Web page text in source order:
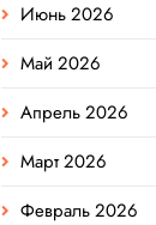
Июнь 2026
Май 2026
Апрель 2026
Март 2026
Февраль 2026